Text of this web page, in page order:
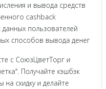
и вывода средств
cashback
пользователей
способов вывода денег
с СоюзЦветТорг и
Получайте кэшбэк
на скидку и делайте